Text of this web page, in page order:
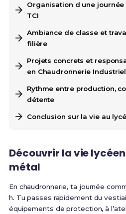
Organisation d une
TCI
Ambiance de classe et
filière
Projets concrets et
en Chaudronnerie
Rythme entre production,
détente
Conclusion sur la vie au
Découvrir la vie
métal
En chaudronnerie, ta journée
h. Tu passes rapidement du
équipements de protection, à